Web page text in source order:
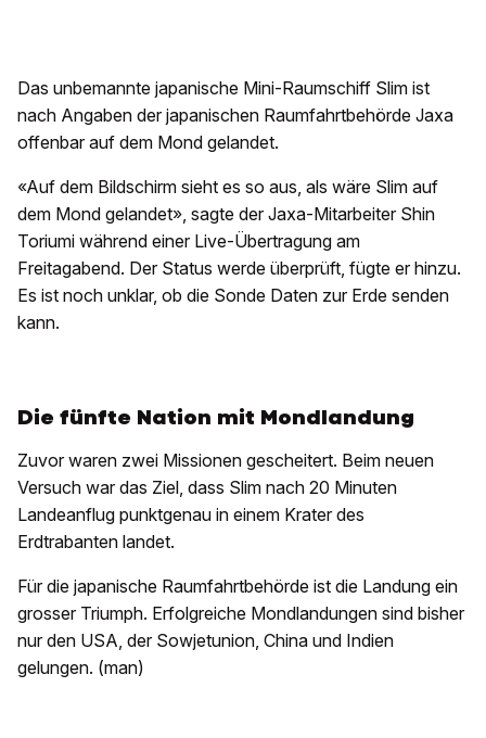
Das unbemannte japanische Mini-Raumschiff Slim ist
nach Angaben der japanischen Raumfahrtbehörde Jaxa
offenbar auf dem Mond gelandet.
«Auf dem Bildschirm sieht es so aus, als wäre Slim auf
dem Mond gelandet», sagte der Jaxa-Mitarbeiter Shin
Toriumi während einer Live-Übertragung am
Freitagabend. Der Status werde überprüft, fügte er hinzu.
Es ist noch unklar, ob die Sonde Daten zur Erde senden
kann.
Die fünfte Nation mit Mondlandung
Zuvor waren zwei Missionen gescheitert. Beim neuen
Versuch war das Ziel, dass Slim nach 20 Minuten
Landeanflug punktgenau in einem Krater des
Erdtrabanten landet.
Für die japanische Raumfahrtbehörde ist die Landung ein
grosser Triumph. Erfolgreiche Mondlandungen sind bisher
nur den USA, der Sowjetunion, China und Indien
gelungen. (man)